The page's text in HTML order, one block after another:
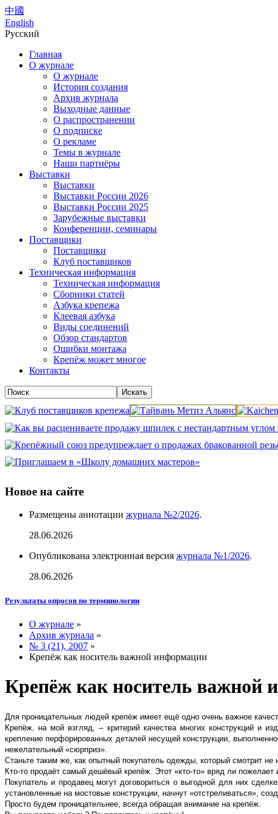
中國
English
Русский
Главная
О журнале
О журнале
История создания
Архив журнала
Выходные данные
О распространении
О подписке
О рекламе
Темы в журнале
Наши партнёры
Выставки
Выставки
Выставки России 2026
Выставки России 2025
Зарубежные выставки
Конференции, семинары
Поставщики
Поставщики
Клуб поставщиков
Техническая информация
Техническая информация
Сборники статей
Азбука крепежа
Клеевая азбука
Виды соединений
Обзор стандартов
Ошибки монтажа
Крепёж может многое
Контакты
Новое на сайте
Размещены аннотации журнала №2/2026.
28.06.2026
Опубликована электронная версия журнала №1/2026.
28.06.2026
Результаты опросов по терминологии
О журнале »
Архив журнала »
№ 3 (21), 2007 »
Крепёж как носитель важной информации
Крепёж как носитель важной
Для проницательных людей крепёж имеет ещё одно очень важное
Крепёж, на мой взгляд, – критерий качества многих конструкций и
крепление перфорированных деталей несущей конструкции,
нежелательный «сюрприз».
Станьте таким же, как опытный покупатель одежды, который смотрит не
Кто-то продаёт самый дешёвый крепёж. Этот «кто-то» вряд ли пожелает
Покупатель и продавец могут договориться о выгодной для них
установленные на мостовые конструкции, начнут «отстреливаться»,
Просто будем проницательнее, всегда обращая внимание на крепёж.